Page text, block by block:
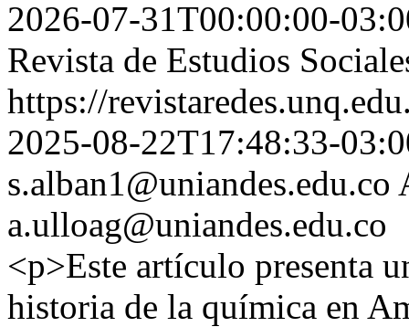
2026-07-31T00:00:00-
Revista de Estudios
https://
2025-08-22T17:48:33-
s.alban1@uniandes.edu.co
a.ulloag@uniandes.edu.co
<p>Este artículo presenta
historia de la química en